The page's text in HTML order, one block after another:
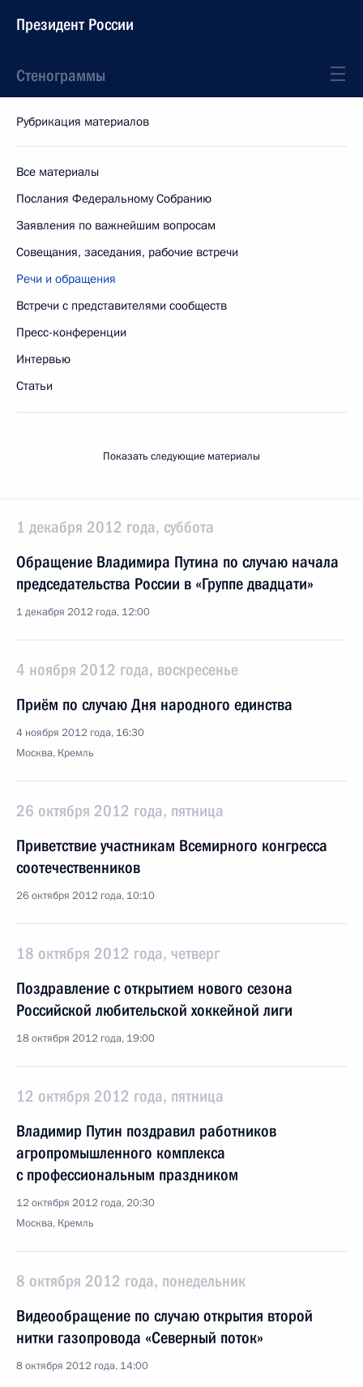
Президент России
Стенограммы
Рубрикация материалов
Все материалы
Послания Федеральному Собранию
Заявления по важнейшим вопросам
Совещания, заседания, рабочие встречи
Речи и обращения
Встречи с представителями сообществ
Пресс-конференции
Интервью
Статьи
Показать следующие материалы
1 декабря 2012 года, суббота
Обращение Владимира Путина по случаю начала
председательства России в «Группе двадцати»
1 декабря 2012 года, 12:00
4 ноября 2012 года, воскресенье
Приём по случаю Дня народного единства
4 ноября 2012 года, 16:30
Москва, Кремль
26 октября 2012 года, пятница
Приветствие участникам Всемирного конгресса
соотечественников
26 октября 2012 года, 10:10
18 октября 2012 года, четверг
Поздравление с открытием нового сезона
Российской любительской хоккейной лиги
18 октября 2012 года, 19:00
12 октября 2012 года, пятница
Владимир Путин поздравил работников
агропромышленного комплекса
с профессиональным праздником
12 октября 2012 года, 20:30
Москва, Кремль
8 октября 2012 года, понедельник
Видеообращение по случаю открытия второй
нитки газопровода «Северный поток»
8 октября 2012 года, 14:00